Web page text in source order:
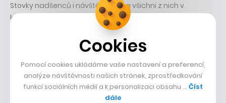
Stovky nadšenců i návštěvníků – a všichni z nich v
kostýmech! – základnu na pár dní proměnili na pustinu
prolezlou hříchem. Vydejte se v reportáži CzechCrunche
za brány Rusthavenu do světa, kde nám známá civilizace
skončila. Ale nahradilo ji něco jiného. Drsnějšího, ale taky
zábavnějšího.
Cookies
Pomocí cookies ukládáme vaše nastavení a preferencí,
analýze návštěvnosti našich stránek, zprostředkování
funkcí sociálních médií a k personalizaci obsahu … Číst
dále